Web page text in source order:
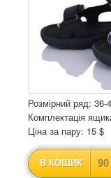
Розмірний ряд: 36-
Комплектація
Ціна за пару: 15 $
В КОШИК 90